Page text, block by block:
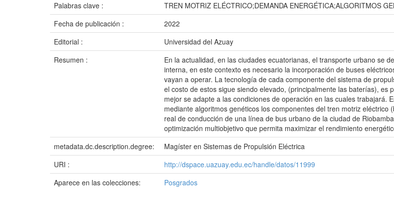
Palabras clave :
TREN MOTRIZ ELÉCTRICO;DEMANDA ENERGÉTICA;ALGORITMOS
Fecha de publicación :
2022
Editorial :
Universidad del Azuay
Resumen :
En la actualidad, en las ciudades ecuatorianas, el transporte urbano se
interna, en este contexto es necesario la incorporación de buses
vayan a operar. La tecnología de cada componente del sistema de
el costo de estos sigue siendo elevado, (principalmente las baterías),
mejor se adapte a las condiciones de operación en las cuales trabajará.
mediante algoritmos genéticos los componentes del tren motriz
real de conducción de una línea de bus urbano de la ciudad de
optimización multiobjetivo que permita maximizar el rendimiento
metadata.dc.description.degree:
Magíster en Sistemas de Propulsión Eléctrica
URI :
http://dspace.uazuay.edu.ec/handle/datos/11999
Aparece en las colecciones:
Posgrados